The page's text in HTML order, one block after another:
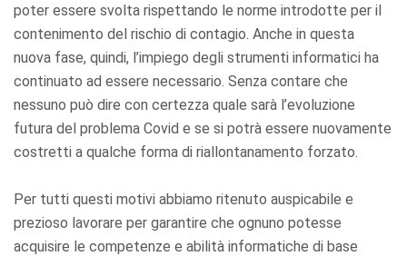
poter essere svolta rispettando le norme introdotte per il
contenimento del rischio di contagio. Anche in questa
nuova fase, quindi, l’impiego degli strumenti informatici ha
continuato ad essere necessario. Senza contare che
nessuno può dire con certezza quale sarà l’evoluzione
futura del problema Covid e se si potrà essere nuovamente
costretti a qualche forma di riallontanamento forzato.
Per tutti questi motivi abbiamo ritenuto auspicabile e
prezioso lavorare per garantire che ognuno potesse
acquisire le competenze e abilità informatiche di base